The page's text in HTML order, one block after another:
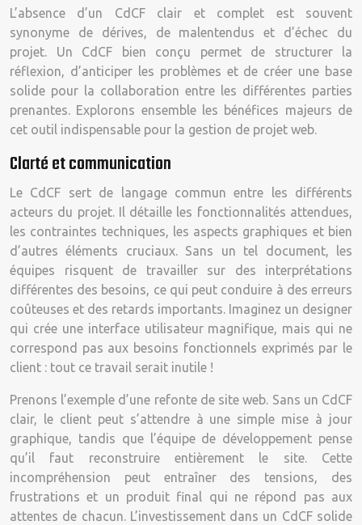
L’absence d’un CdCF clair et complet est souvent
synonyme de dérives, de malentendus et d’échec du
projet. Un CdCF bien conçu permet de structurer la
réflexion, d’anticiper les problèmes et de créer une base
solide pour la collaboration entre les différentes parties
prenantes. Explorons ensemble les bénéfices majeurs de
cet outil indispensable pour la gestion de projet web.
Clarté et communication
Le CdCF sert de langage commun entre les différents
acteurs du projet. Il détaille les fonctionnalités attendues,
les contraintes techniques, les aspects graphiques et bien
d’autres éléments cruciaux. Sans un tel document, les
équipes risquent de travailler sur des interprétations
différentes des besoins, ce qui peut conduire à des erreurs
coûteuses et des retards importants. Imaginez un designer
qui crée une interface utilisateur magnifique, mais qui ne
correspond pas aux besoins fonctionnels exprimés par le
client : tout ce travail serait inutile !
Prenons l’exemple d’une refonte de site web. Sans un CdCF
clair, le client peut s’attendre à une simple mise à jour
graphique, tandis que l’équipe de développement pense
qu’il faut reconstruire entièrement le site. Cette
incompréhension peut entraîner des tensions, des
frustrations et un produit final qui ne répond pas aux
attentes de chacun. L’investissement dans un CdCF solide